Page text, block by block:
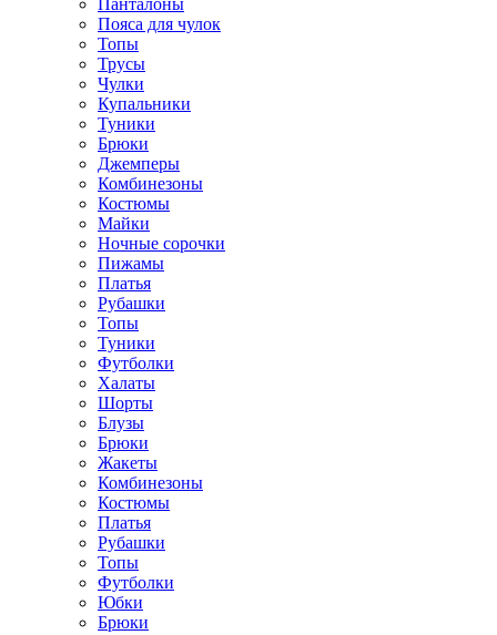
Поясa для чулок
Топы
Трусы
Чулки
Купальники
Туники
Брюки
Джемперы
Комбинезоны
Костюмы
Майки
Ночные сорочки
Пижамы
Платья
Рубашки
Топы
Туники
Футболки
Халаты
Шорты
Блузы
Брюки
Жакеты
Комбинезоны
Костюмы
Платья
Рубашки
Топы
Футболки
Юбки
Брюки